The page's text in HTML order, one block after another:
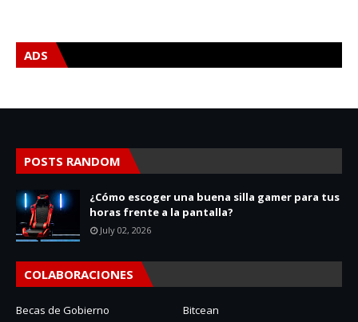
ADS
POSTS RANDOM
¿Cómo escoger una buena silla gamer para tus
horas frente a la pantalla?
July 02, 2026
COLABORACIONES
Becas de Gobierno
Bitcean